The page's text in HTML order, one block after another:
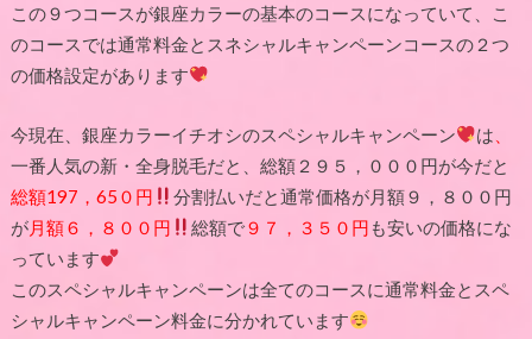
この９つコースが銀座カラーの基本のコースになっていて、こ
のコースでは通常料金とスネシャルキャンペーンコースの２つ
の価格設定があります
今現在、銀座カラーイチオシのスペシャルキャンペーン は
一番人気の新・全身脱毛だと、総額２９５，０００円が今だと
総額197，65 ０円
分割払いだと通常価格が月額９，８００円
が月額６，８００円 総額で９７，３５０円 も安いの価格にな
っています
このスペシャルキャンペーンは全てのコースに通常料金とスペ
シャルキャンペーン料金に分かれています